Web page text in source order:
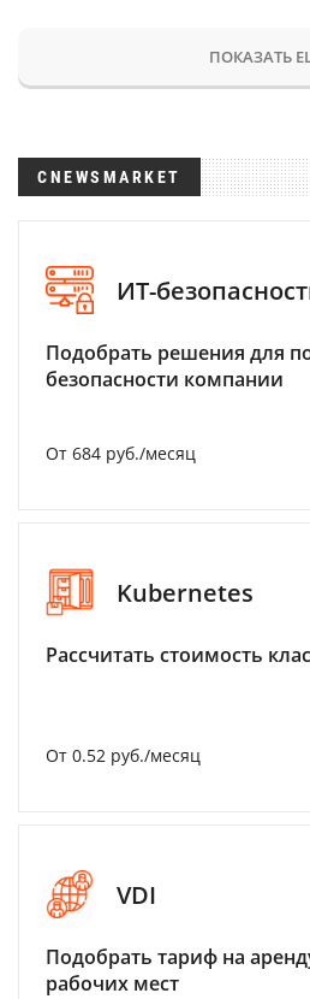
ПОКАЗАТЬ
CNEWSMARKET
ИТ-
Подобрать решения для
безопасности компании
От 684 руб./месяц
Kubernetes
Рассчитать стоимость
От 0.52 руб./месяц
VDI
Подобрать тариф на
рабочих мест